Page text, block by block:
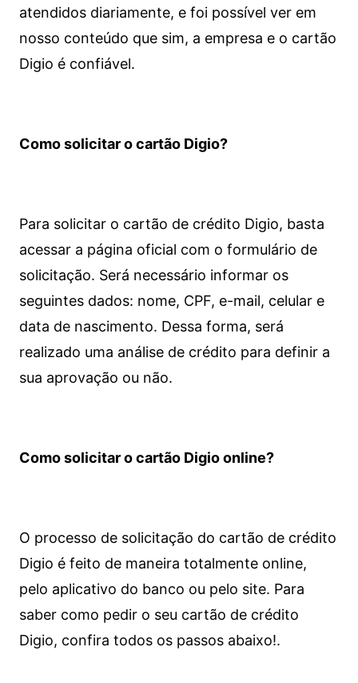
atendidos diariamente, e foi possível ver em
nosso conteúdo que sim, a empresa e o cartão
Digio é confiável.
Como solicitar o cartão Digio?
Para solicitar o cartão de crédito Digio, basta
acessar a página oficial com o formulário de
solicitação. Será necessário informar os
seguintes dados: nome, CPF, e-mail, celular e
data de nascimento. Dessa forma, será
realizado uma análise de crédito para definir a
sua aprovação ou não.
Como solicitar o cartão Digio online?
O processo de solicitação do cartão de crédito
Digio é feito de maneira totalmente online,
pelo aplicativo do banco ou pelo site. Para
saber como pedir o seu cartão de crédito
Digio, confira todos os passos abaixo!.